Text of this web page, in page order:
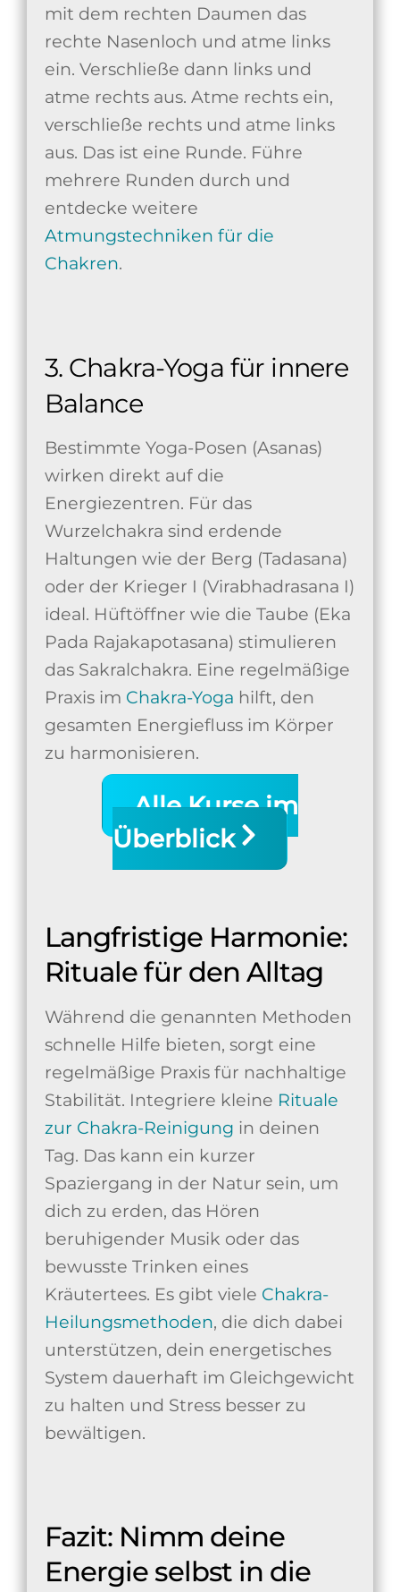
mit dem rechten Daumen das
rechte Nasenloch und atme links
ein. Verschließe dann links und
atme rechts aus. Atme rechts ein,
verschließe rechts und atme links
aus. Das ist eine Runde. Führe
mehrere Runden durch und
entdecke weitere
Atmungstechniken für die
Chakren.
3. Chakra-Yoga für innere
Balance
Bestimmte Yoga-Posen (Asanas)
wirken direkt auf die
Energiezentren. Für das
Wurzelchakra sind erdende
Haltungen wie der Berg (Tadasana)
oder der Krieger I (Virabhadrasana I)
ideal. Hüftöffner wie die Taube (Eka
Pada Rajakapotasana) stimulieren
das Sakralchakra. Eine regelmäßige
Praxis im Chakra-Yoga hilft, den
gesamten Energiefluss im Körper
zu harmonisieren.
Alle Kurse im
Überblick
Langfristige Harmonie:
Rituale für den Alltag
Während die genannten Methoden
schnelle Hilfe bieten, sorgt eine
regelmäßige Praxis für nachhaltige
Stabilität. Integriere kleine Rituale
zur Chakra-Reinigung in deinen
Tag. Das kann ein kurzer
Spaziergang in der Natur sein, um
dich zu erden, das Hören
beruhigender Musik oder das
bewusste Trinken eines
Kräutertees. Es gibt viele Chakra-
Heilungsmethoden, die dich dabei
unterstützen, dein energetisches
System dauerhaft im Gleichgewicht
zu halten und Stress besser zu
bewältigen.
Fazit: Nimm deine
Energie selbst in die